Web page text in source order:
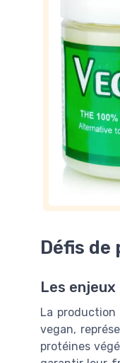
Défis
Les
La
vegan,
protéines